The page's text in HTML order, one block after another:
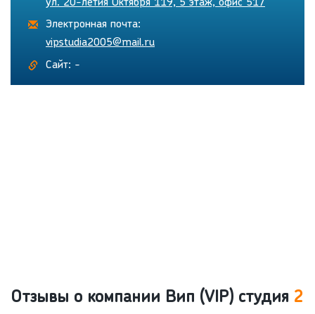
ул. 20-летия Октября 119, 5 этаж, офис 517
Электронная почта:
vipstudia2005@mail.ru
Сайт: -
Отзывы о компании Вип (VIP) студия 2